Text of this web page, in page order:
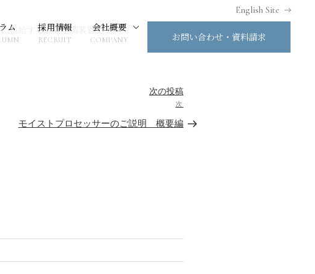
ム 採用情報
RECRUIT
会社概要
COMPANY お問い合わせ・資料請求
English Site
供給する調湿空調装置です。
次の投稿
次
モイストプロセッサーのご説明 概要編